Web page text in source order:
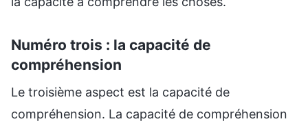
Numéro trois : la capacité de
compréhension
Le troisième aspect est la capacité de
compréhension. La capacité de compréhension